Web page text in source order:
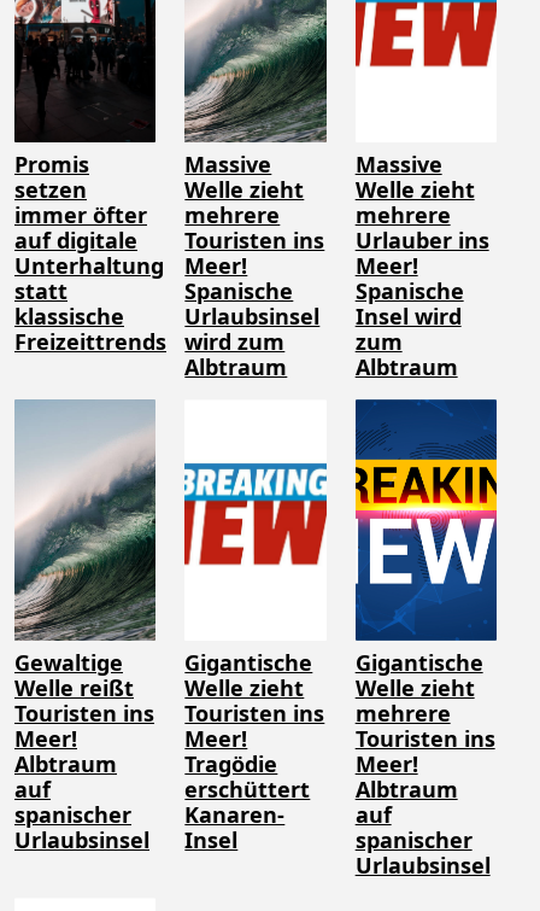
Promis
setzen
immer öfter
auf digitale
Unterhaltung
statt
klassische
Freizeittrends
Massive
Welle zieht
mehrere
Touristen ins
Meer!
Spanische
Urlaubsinsel
wird zum
Albtraum
Massive
Welle zieht
mehrere
Urlauber ins
Meer!
Spanische
Insel wird
zum
Albtraum
Gewaltige
Welle reißt
Touristen ins
Meer!
Albtraum
auf
spanischer
Urlaubsinsel
Gigantische
Welle zieht
Touristen ins
Meer!
Tragödie
erschüttert
Kanaren-
Insel
Gigantische
Welle zieht
mehrere
Touristen ins
Meer!
Albtraum
auf
spanischer
Urlaubsinsel